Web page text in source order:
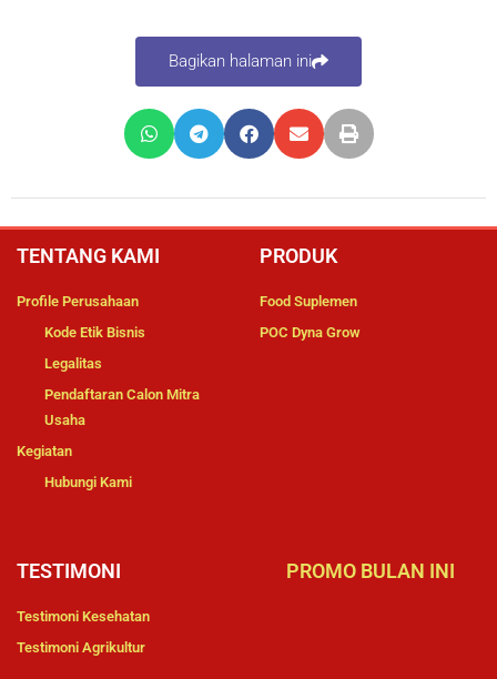
Bagikan halaman ini
TENTANG KAMI
Profile Perusahaan
Kode Etik Bisnis
Legalitas
Pendaftaran Calon Mitra
Usaha
Kegiatan
Hubungi Kami
PRODUK
Food Suplemen
POC Dyna Grow
TESTIMONI
Testimoni Kesehatan
Testimoni Agrikultur
PROMO BULAN INI